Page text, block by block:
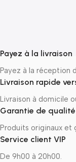
Payez à la livraison
Payez à la réception
Livraison rapide
Livraison à domicile
Garantie de qualité
Produits originaux et
Service client VIP
De 9h00 à 20h00.